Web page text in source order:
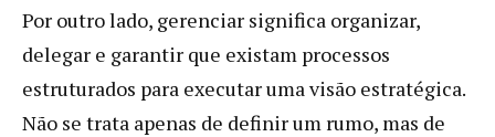
Por outro lado, gerenciar significa organizar,
delegar e garantir que existam processos
estruturados para executar uma visão estratégica.
Não se trata apenas de definir um rumo, mas de